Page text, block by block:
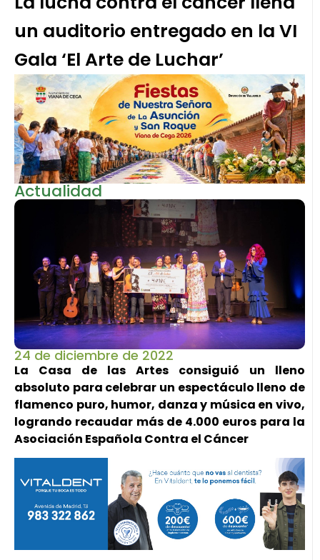
un auditorio entregado en la VI
Gala ‘El Arte de Luchar’
Actualidad
24 de diciembre de 2022
La Casa de las Artes consiguió un lleno
absoluto para celebrar un espectáculo lleno de
flamenco puro, humor, danza y música en vivo,
logrando recaudar más de 4.000 euros para la
Asociación Española Contra el Cáncer